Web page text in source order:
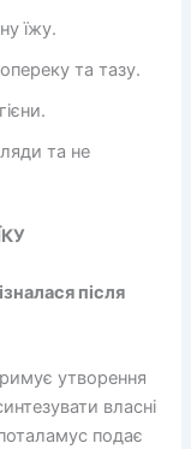
їжу.
та тазу.
та не
після
утворення
власні
подає